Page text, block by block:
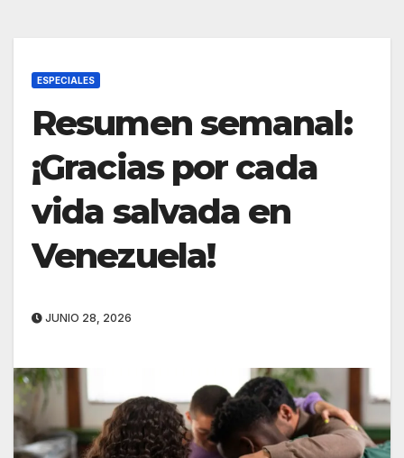
ESPECIALES
Resumen semanal:
¡Gracias por cada
vida salvada en
Venezuela!
JUNIO 28, 2026